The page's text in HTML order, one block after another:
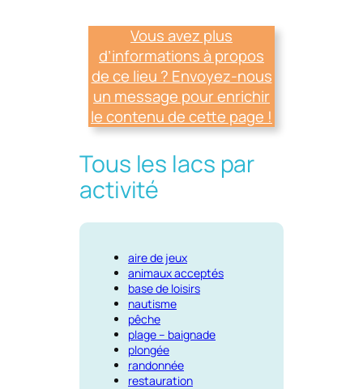
Vous avez plus
d’informations à propos
de ce lieu ? Envoyez-nous
un message pour enrichir
le contenu de cette page !
Tous les lacs par
activité
aire de jeux
animaux acceptés
base de loisirs
nautisme
pêche
plage – baignade
plongée
randonnée
restauration